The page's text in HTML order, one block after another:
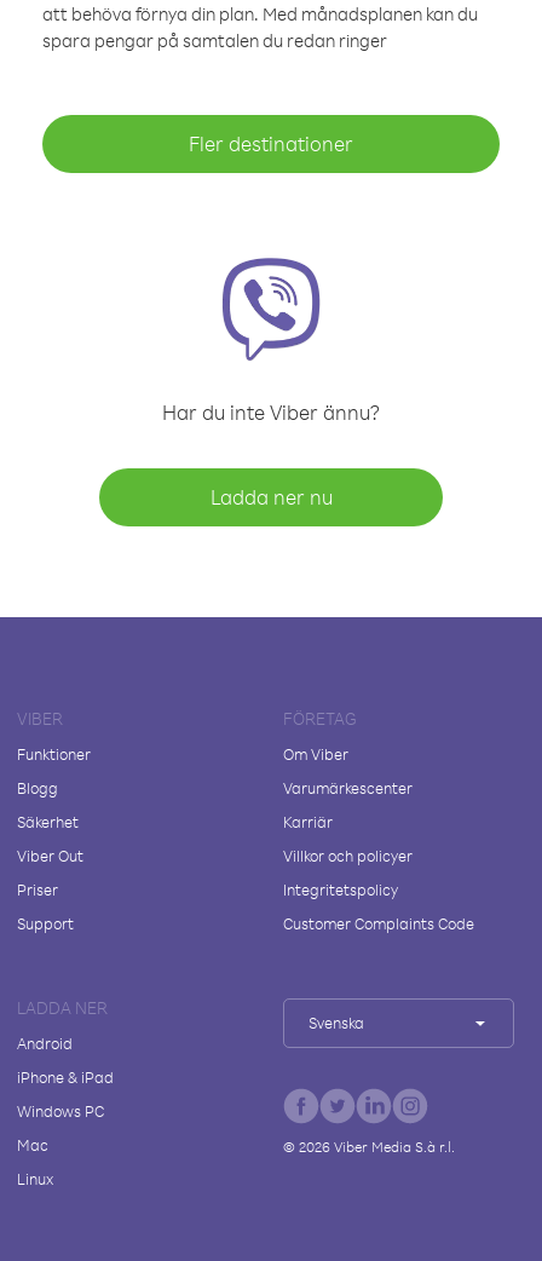
att behöva förnya din plan. Med månadsplanen kan du
spara pengar på samtalen du redan ringer
Fler destinationer
Har du inte Viber ännu?
Ladda ner nu
VIBER
Funktioner
Blogg
Säkerhet
Viber Out
Priser
Support
FÖRETAG
Om Viber
Varumärkescenter
Karriär
Villkor och policyer
Integritetspolicy
Customer Complaints Code
LADDA NER
Android
iPhone & iPad
Windows PC
Mac
Linux
Svenska
© 2026Viber Media S.à r.l.